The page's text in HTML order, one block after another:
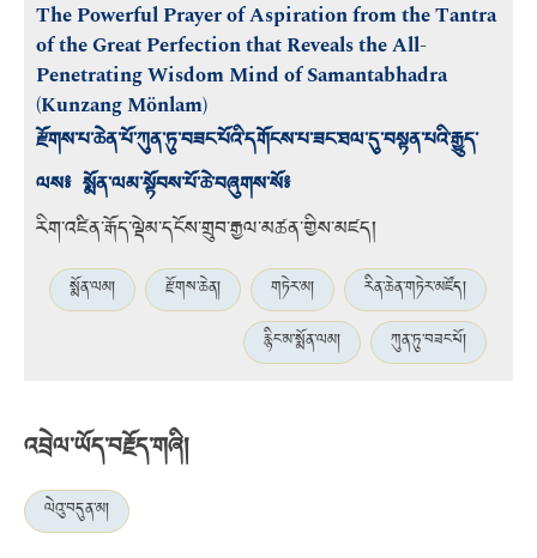
The Powerful Prayer of Aspiration from the Tantra
of the Great Perfection that Reveals the All-
Penetrating Wisdom Mind of Samantabhadra
(Kunzang Mönlam)
རྫོགས་པ་ཆེན་པོ་ཀུན་ཏུ་བཟང་པོའི་དགོངས་པ་ཟང་ཐལ་དུ་བསྟན་པའི་རྒྱུད་
ལས༔ སྨོན་ལམ་སྟོབས་པོ་ཆེ་བཞུགས་སོ༔
རིག་འཛིན་རྒོད་ལྡེམ་དངོས་གྲུབ་རྒྱལ་མཚན་གྱིས་མཛད།
སྨོན་ལམ། རྫོགས་ཆེན། གཏེར་མ།
རིན་ཆེན་གཏེར་མཛོད།
རྙིང་མ་སྨོན་ལམ།
ཀུན་ཏུ་བཟང་པོ།
འབྲེལ་ཡོད་བརྗོད་གཞི།
ལེའུ་བདུན་མ།